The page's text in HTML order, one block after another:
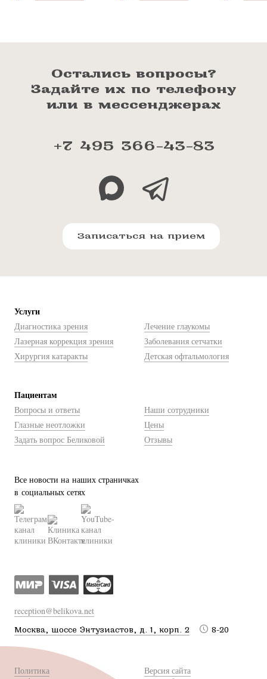
Остались вопросы?
Задайте их по телефону
или в мессенджерах
+7 495 366-43-83
Записаться на прием
Услуги
Диагностика зрения
Лазерная коррекция зрения
Хирургия катаракты
Лечение глаукомы
Заболевания сетчатки
Детская офтальмология
Пациентам
Вопросы и ответы
Глазные неотложки
Задать вопрос Беликовой
Наши сотрудники
Цены
Отзывы
Все новости на наших страничках
в социальных сетях
reception@belikova.net
Москва, шоссе Энтузиастов, д. 1, корп. 2 8-20
Политика
Версия сайта